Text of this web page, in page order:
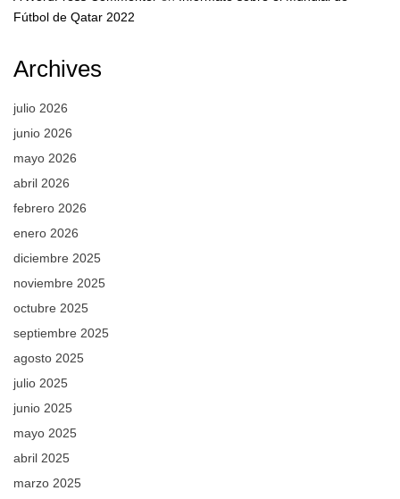
Fútbol de Qatar 2022
Archives
julio 2026
junio 2026
mayo 2026
abril 2026
febrero 2026
enero 2026
diciembre 2025
noviembre 2025
octubre 2025
septiembre 2025
agosto 2025
julio 2025
junio 2025
mayo 2025
abril 2025
marzo 2025